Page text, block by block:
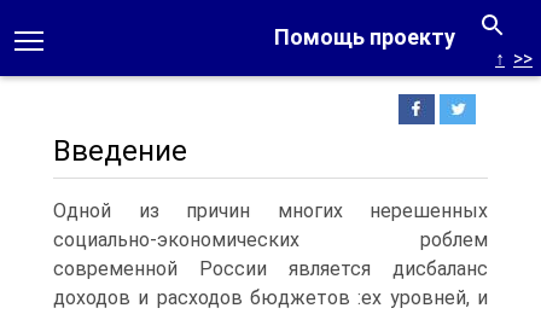
Помощь проекту
↑ >>
Введение
Одной из причин многих нерешенных
социально-экономических роблем
современной России является дисбаланс
доходов и расходов бюджетов :ех уровней, и